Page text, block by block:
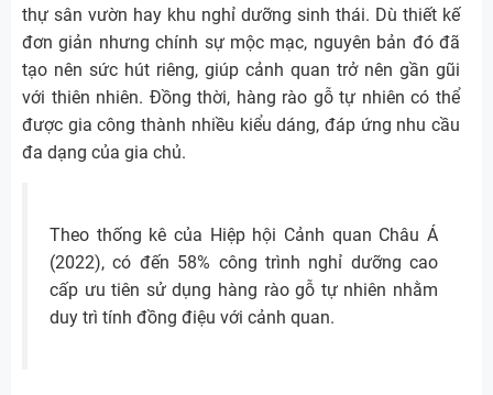
thự sân vườn hay khu nghỉ dưỡng sinh thái. Dù thiết kế
đơn giản nhưng chính sự mộc mạc, nguyên bản đó đã
tạo nên sức hút riêng, giúp cảnh quan trở nên gần gũi
với thiên nhiên. Đồng thời, hàng rào gỗ tự nhiên có thể
được gia công thành nhiều kiểu dáng, đáp ứng nhu cầu
đa dạng của gia chủ.
Theo thống kê của Hiệp hội Cảnh quan Châu Á
(2022), có đến 58% công trình nghỉ dưỡng cao
cấp ưu tiên sử dụng hàng rào gỗ tự nhiên nhằm
duy trì tính đồng điệu với cảnh quan.